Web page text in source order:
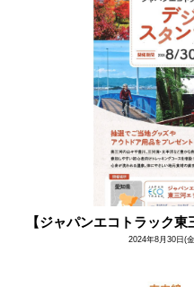
【ジャパンエコトラック
2024年8月30日(